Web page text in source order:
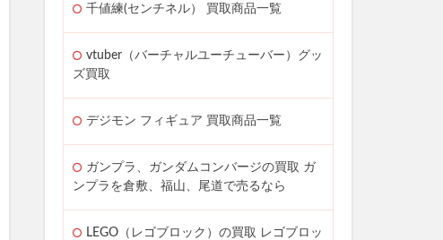
千値練(センチネル） 買取商品一覧
vtuber（バーチャルユーチューバー）グッ
ズ買取
デジモン フィギュア 買取商品一覧
ガンプラ、ガンダムコンバージの買取 ガ
ンプラを倉敷、福山、尾道で売るなら
LEGO（レゴブロック）の買取 レゴブロッ